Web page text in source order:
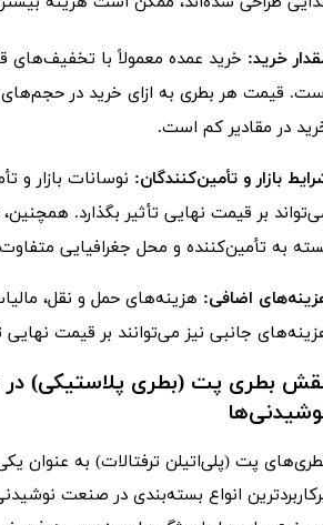
خرید: خرید عمده معمولاً با تخفیف‌های
قیمت هر بطری به ازای خرید در حجم‌های
در مقادیر کم است.
بازار و تأمین‌کنندگان: نوسانات بازار و
بر قیمت نهایی تأثیر بگذارد.
به تأمین‌کننده و محل جغرافیایی
اضافی: هزینه‌های حمل و نقل،
جانبی نیز می‌توانند بر قیمت نهایی
بطری پت (بطری پلاستیکی)
پت (پلی‌اتیلن ترفتالات) به عنوان
انواع بسته‌بندی در صنعت